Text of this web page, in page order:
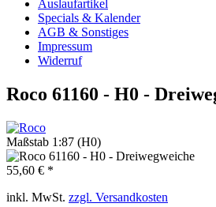
Auslaufartikel
Specials & Kalender
AGB & Sonstiges
Impressum
Widerruf
Roco 61160 - H0 -
Maßstab 1:87 (H0)
55,60 € *
inkl. MwSt. zzgl. Versandkosten